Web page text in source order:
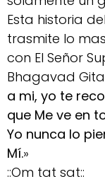
Esta historia
trasmite lo
con El Señor
Bhagavad
a mi, yo te
que Me ve en
Yo nunca lo
Mí.»
::Om tat sat::